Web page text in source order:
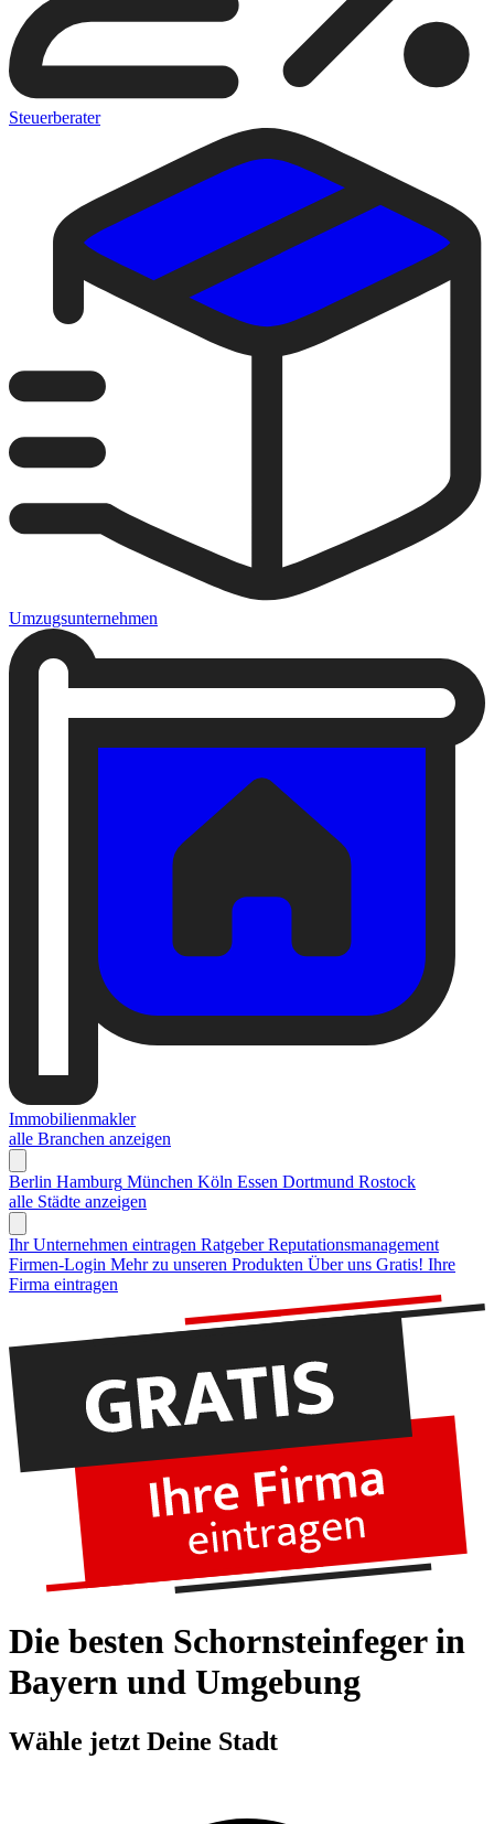
Steuerberater
Umzugsunternehmen
Immobilienmakler
alle Branchen anzeigen
Berlin Hamburg München Köln Essen Dortmund Rostock
alle Städte anzeigen
Ihr Unternehmen eintragen Ratgeber Reputationsmanagement
Firmen-Login Mehr zu unseren Produkten Über uns Gratis! Ihre
Firma eintragen
Die besten Schornsteinfeger in
Bayern und Umgebung
Wähle jetzt Deine Stadt